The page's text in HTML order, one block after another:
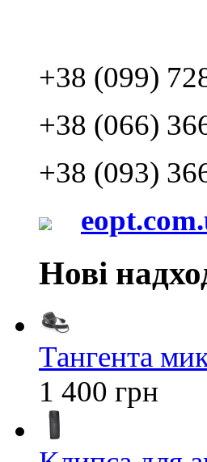
+38 (099)
+38 (066)
+38 (093)
Нові
Тангента
1 400 грн